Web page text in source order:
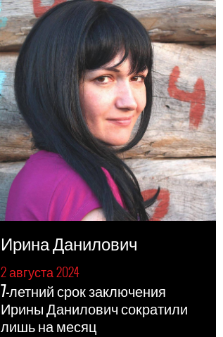
Ирина Данилович
2 августа 2024
7-летний срок заключения
Ирины Данилович сократили
лишь на месяц